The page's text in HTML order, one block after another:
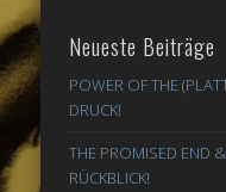
Neueste Beiträge
POWER OF THE
DRUCK!
THE PROMISED END
RÜCKBLICK!